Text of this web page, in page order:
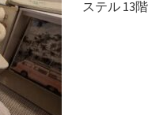
ステル 13階